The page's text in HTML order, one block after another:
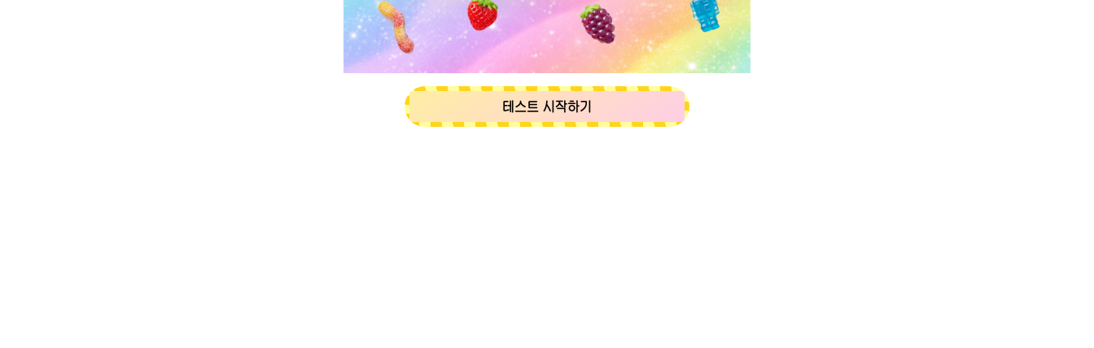
테스트 시작하기